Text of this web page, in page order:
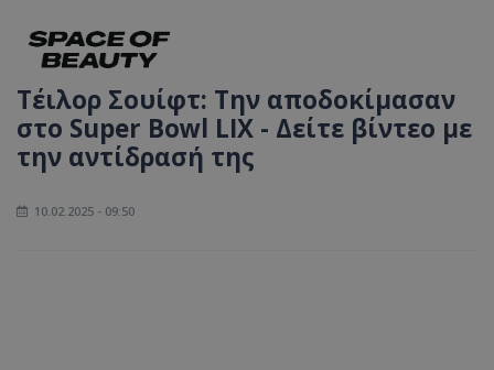
Τέιλορ Σουίφτ: Την αποδοκίμασαν
στο Super Bowl LIX - Δείτε βίντεο με
την αντίδρασή της
10.02.2025 - 09:50